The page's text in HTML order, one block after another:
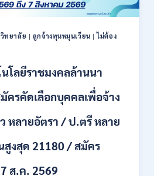
ทยาลัย | ลูกจ้างทุนหมุนเวียน |ไม่ต้อง
โลยีราชมงคลล้านนา
ครคัดเลือกบุคคลเพื่อจ้าง
หลายอัตรา / ป.ตรี หลาย
สูงสุด 21180 / สมัคร
ส.ค. 2569